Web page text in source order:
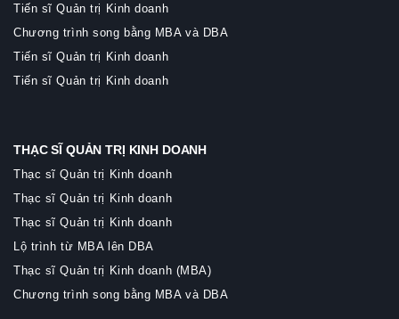
Tiến sĩ Quản trị Kinh doanh
Chương trình song bằng MBA và DBA
Tiến sĩ Quản trị Kinh doanh
Tiến sĩ Quản trị Kinh doanh
THẠC SĨ QUẢN TRỊ KINH DOANH
Thạc sĩ Quản trị Kinh doanh
Thạc sĩ Quản trị Kinh doanh
Thạc sĩ Quản trị Kinh doanh
Lộ trình từ MBA lên DBA
Thạc sĩ Quản trị Kinh doanh (MBA)
Chương trình song bằng MBA và DBA